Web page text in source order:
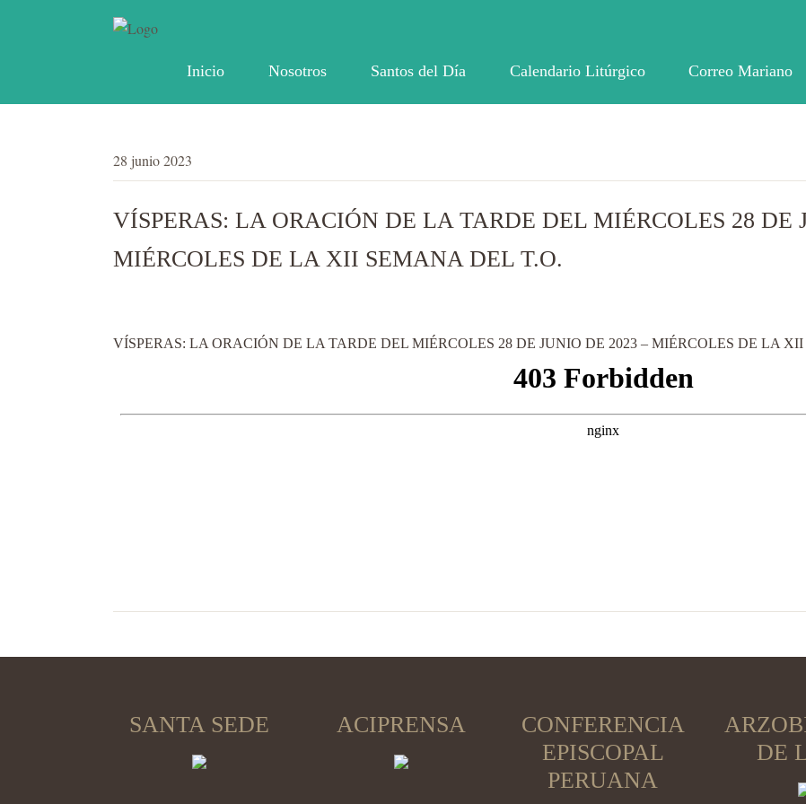
Inicio Nosotros Santos del Día Calendario Litúrgico Correo Mariano
28 junio 2023
VÍSPERAS: LA ORACIÓN DE LA TARDE DEL MIÉRCOLES 28 DE
MIÉRCOLES DE LA XII SEMANA DEL T.O.
VÍSPERAS: LA ORACIÓN DE LA TARDE DEL MIÉRCOLES 28 DE JUNIO DE 2023 – MIÉRCOLES DE LA
SANTA SEDE ACIPRENSA
CONFERENCIA
EPISCOPAL
PERUANA
DE